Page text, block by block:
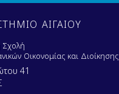
ΑΙΓΑΙΟΥ
Σχολή
Οικονομίας και Διοίκησης
41